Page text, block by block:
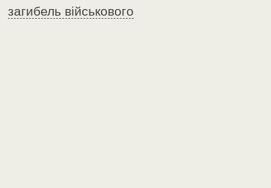
загибель військового